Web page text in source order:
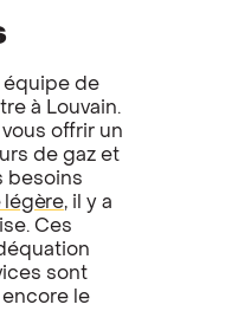
équipe de
à Louvain.
offrir un
de gaz et
besoins
légère, il y a
Ces
sont
le